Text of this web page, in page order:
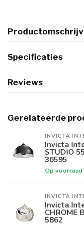
Specificaties
Reviews
Gerelateerde
INVICTA
Invicta
STUDIO
36595
Op voorraad
INVICTA
Invicta
CHROME
5862